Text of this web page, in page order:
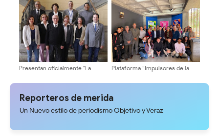
Universitaria” formalizará
inscripción del equipo rectoral
en la Cuesta del Chama!
Presentan oficialmente "La
Cogobierno Profesoral de la
Plataforma “Impulsores de la
recorre facultades y escuelas
Reporteros de merida
Un Nuevo estilo de periodismo Objetivo y Veraz